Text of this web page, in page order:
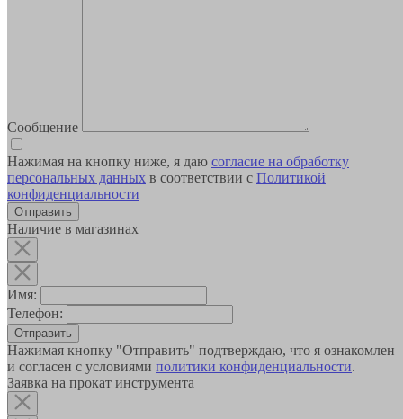
Сообщение
Нажимая на кнопку ниже, я даю согласие на обработку
персональных данных в соответствии с Политикой
конфиденциальности
Наличие в магазинах
Имя:
Телефон:
Отправить
Нажимая кнопку "Отправить" подтверждаю, что я ознакомлен
и согласен с условиями политики конфиденциальности.
Заявка на прокат инструмента